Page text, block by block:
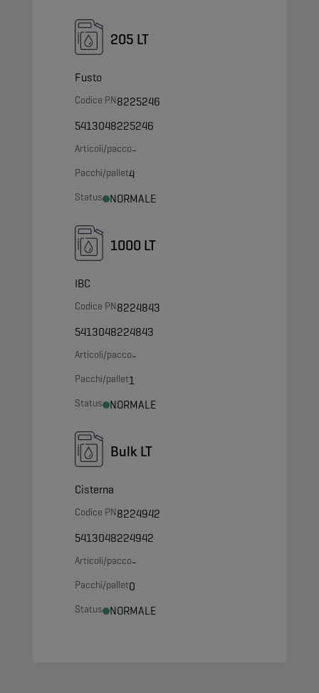
205 LT
Fusto
Codice PN8225246
5413048225246
Articoli/pacco-
Pacchi/pallet4
Status NORMALE
1000 LT
IBC
Codice PN8224843
5413048224843
Articoli/pacco-
Pacchi/pallet1
Status NORMALE
Bulk LT
Cisterna
Codice PN8224942
5413048224942
Articoli/pacco-
Pacchi/pallet0
Status NORMALE